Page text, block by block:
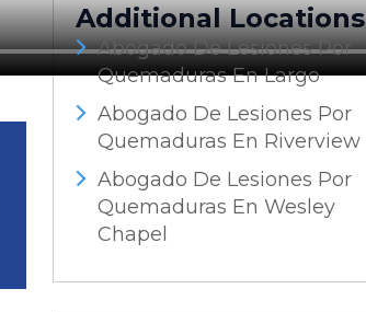
Additional Locations
Abogado De Lesiones Por
Quemaduras En Largo
Abogado De Lesiones Por
Quemaduras En Riverview
Abogado De Lesiones Por
Quemaduras En Wesley
Chapel